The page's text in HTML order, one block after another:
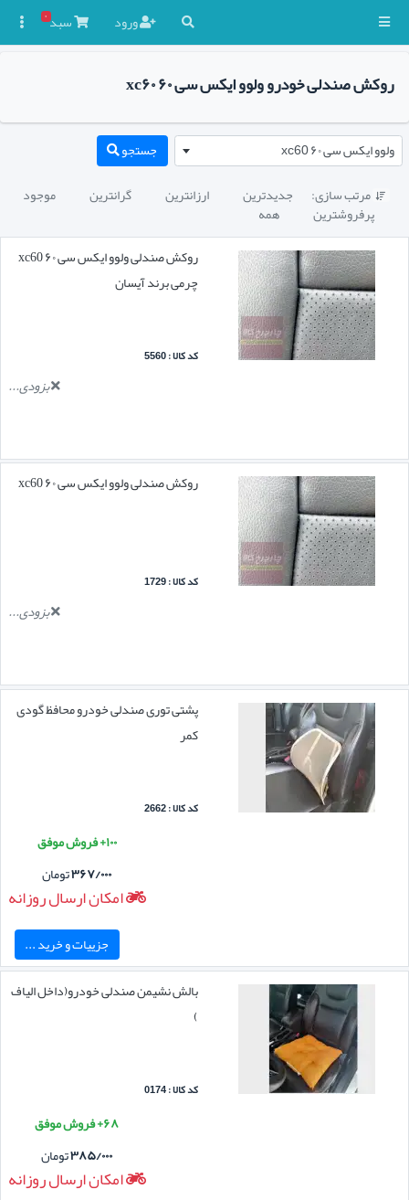
ورود سبد۰
روکش صندلی خودرو ولوو ایکس سی ۶۰ xc۶۰
ولوو ایکس سی ۶۰ xc60 جستجو
 مرتب سازی: جدیدترین ارزانترین گرانترین موجود
پرفروشترین
همه
روکش صندلی ولوو ایکس سی ۶۰ xc60
چرمی برند آیسان
کد کالا : 5560
بزودی...
روکش صندلی ولوو ایکس سی ۶۰ xc60
کد کالا : 1729
بزودی...
پشتی توری صندلی خودرو محافظ گودی
کمر
کد کالا : 2662
۱۰۰+ فروش موفق
۳۶۷/۰۰۰تومان
امکان ارسال روزانه
جزییات و خرید ...
بالش نشیمن صندلی خودرو(داخل الیاف
)
کد کالا : 0174
۶۸+ فروش موفق
۳۸۵/۰۰۰تومان
امکان ارسال روزانه